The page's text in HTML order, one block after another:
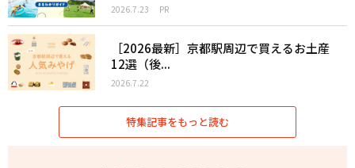
2026.7.23 PR
［2026最新］京都駅周辺で買えるお土産
12選（後...
2026.7.22
特集記事をもっと読む